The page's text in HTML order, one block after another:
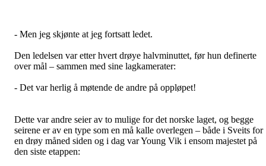
- Men jeg skjønte at jeg fortsatt ledet.
Den ledelsen var etter hvert drøye halvminuttet, før hun definerte
over mål – sammen med sine lagkamerater:
- Det var herlig å møtende de andre på oppløpet!
Dette var andre seier av to mulige for det norske laget, og begge
seirene er av en type som en må kalle overlegen – både i Sveits for
en drøy måned siden og i dag var Young Vik i ensom majestet på
den siste etappen: